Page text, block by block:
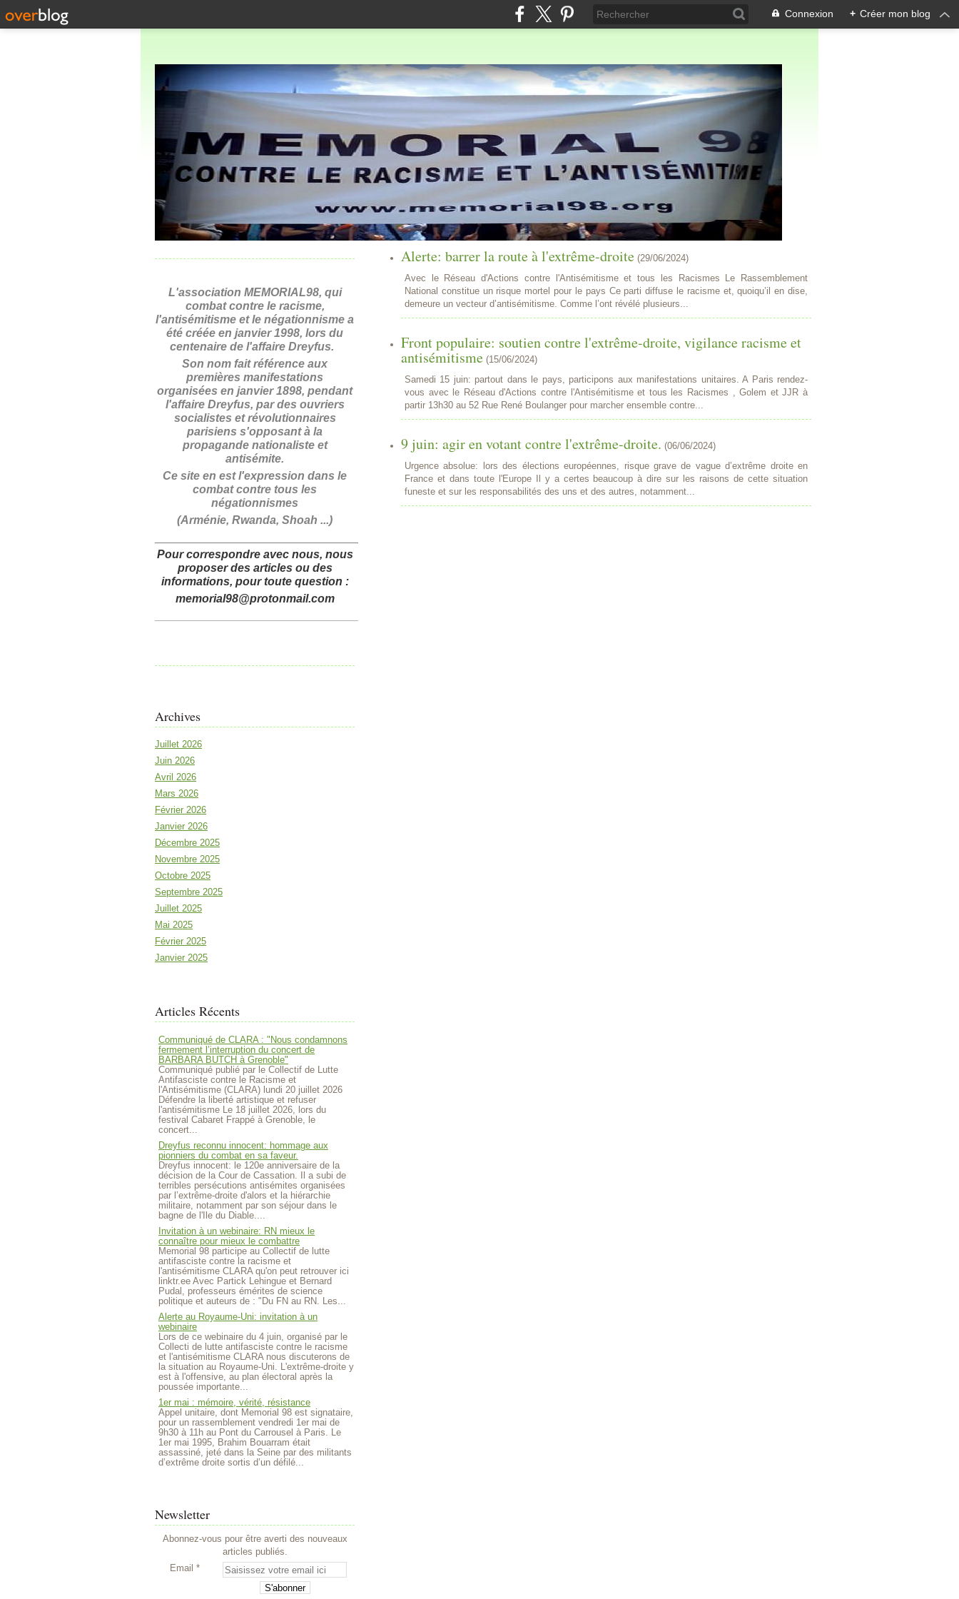
Connexion + Créer mon blog
L'association MEMORIAL98, qui
combat contre le racisme,
l'antisémitisme et le négationnisme a
été créée en janvier 1998, lors du
centenaire de l'affaire Dreyfus.
Son nom fait référence aux
premières manifestations
organisées en janvier 1898, pendant
l'affaire Dreyfus, par des ouvriers
socialistes et révolutionnaires
parisiens s'opposant à la
propagande nationaliste et
antisémite.
Ce site en est l'expression dans le
combat contre tous les
négationnismes
(Arménie, Rwanda, Shoah ...)
Pour correspondre avec nous, nous
proposer des articles ou des
informations, pour toute question :
memorial98@protonmail.com
Archives
Juillet 2026
Juin 2026
Avril 2026
Mars 2026
Février 2026
Janvier 2026
Décembre 2025
Novembre 2025
Octobre 2025
Septembre 2025
Juillet 2025
Mai 2025
Février 2025
Janvier 2025
Articles Récents
Communiqué de CLARA : "Nous condamnons
fermement l’interruption du concert de
BARBARA BUTCH à Grenoble"
Communiqué publié par le Collectif de Lutte
Antifasciste contre le Racisme et
l'Antisémitisme (CLARA) lundi 20 juillet 2026
Défendre la liberté artistique et refuser
l'antisémitisme Le 18 juillet 2026, lors du
festival Cabaret Frappé à Grenoble, le
concert...
Dreyfus reconnu innocent: hommage aux
pionniers du combat en sa faveur.
Dreyfus innocent: le 120e anniversaire de la
décision de la Cour de Cassation. Il a subi de
terribles persécutions antisémites organisées
par l’extrême-droite d'alors et la hiérarchie
militaire, notamment par son séjour dans le
bagne de l'Ile du Diable....
Invitation à un webinaire: RN mieux le
connaître pour mieux le combattre
Memorial 98 participe au Collectif de lutte
antifasciste contre la racisme et
l'antisémitisme CLARA qu'on peut retrouver ici
linktr.ee Avec Partick Lehingue et Bernard
Pudal, professeurs émérites de science
politique et auteurs de : "Du FN au RN. Les...
Alerte au Royaume-Uni: invitation à un
webinaire
Lors de ce webinaire du 4 juin, organisé par le
Collecti de lutte antifasciste contre le racisme
et l'antisémitisme CLARA nous discuterons de
la situation au Royaume-Uni. L'extrême-droite y
est à l'offensive, au plan électoral après la
poussée importante...
1er mai : mémoire, vérité, résistance
Appel unitaire, dont Memorial 98 est signataire,
pour un rassemblement vendredi 1er mai de
9h30 à 11h au Pont du Carrousel à Paris. Le
1er mai 1995, Brahim Bouarram était
assassiné, jeté dans la Seine par des militants
d’extrême droite sortis d’un défilé...
Newsletter
Abonnez-vous pour être averti des nouveaux
articles publiés.
Email
Alerte: barrer la route à l'extrême-droite (29/06/2024)
Avec le Réseau d'Actions contre l'Antisémitisme et tous les Racismes Le Rassemblement
National constitue un risque mortel pour le pays Ce parti diffuse le racisme et, quoiqu’il en dise,
demeure un vecteur d’antisémitisme. Comme l’ont révélé plusieurs...
Front populaire: soutien contre l'extrême-droite, vigilance racisme et
antisémitisme (15/06/2024)
Samedi 15 juin: partout dans le pays, participons aux manifestations unitaires. A Paris rendez-
vous avec le Réseau d'Actions contre l'Antisémitisme et tous les Racismes , Golem et JJR à
partir 13h30 au 52 Rue René Boulanger pour marcher ensemble contre...
9 juin: agir en votant contre l'extrême-droite. (06/06/2024)
Urgence absolue: lors des élections européennes, risque grave de vague d’extrême droite en
France et dans toute l'Europe Il y a certes beaucoup à dire sur les raisons de cette situation
funeste et sur les responsabilités des uns et des autres, notamment...